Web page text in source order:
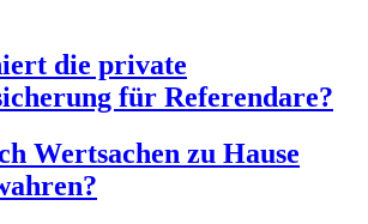
die private
für Referendare?
Wertsachen zu Hause